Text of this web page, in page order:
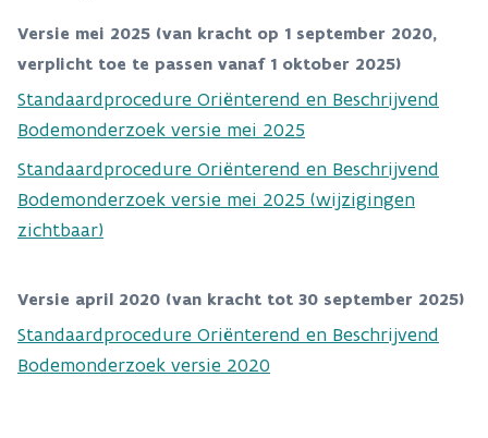
Versie mei 2025 (van kracht op 1 september 2020,
verplicht toe te passen vanaf 1 oktober 2025)
Standaardprocedure Oriënterend en Beschrijvend
Bodemonderzoek versie mei 2025
Standaardprocedure Oriënterend en Beschrijvend
Bodemonderzoek versie mei 2025 (wijzigingen
zichtbaar)
Versie april 2020 (van kracht tot 30 september 2025)
Standaardprocedure Oriënterend en Beschrijvend
Bodemonderzoek versie 2020